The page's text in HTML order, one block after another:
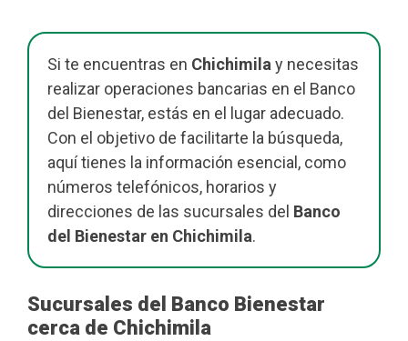
Si te encuentras en Chichimilay necesitas
realizar operaciones bancarias en el Banco
del Bienestar, estás en el lugar adecuado.
Con el objetivo de facilitarte la búsqueda,
aquí tienes la información esencial, como
números telefónicos, horarios y
direcciones de las sucursales del Banco
del Bienestar en Chichimila.
Sucursales del Banco Bienestar
cerca de Chichimila